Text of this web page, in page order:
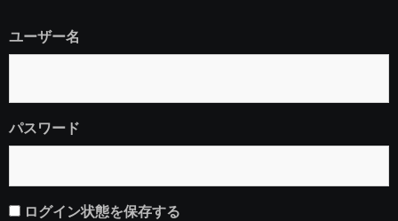
ユーザー名
パスワード
ログイン状態を保存する